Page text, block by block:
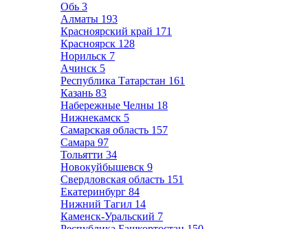
Обь 3
Алматы 193
Красноярский край 171
Красноярск 128
Норильск 7
Ачинск 5
Республика Татарстан 161
Казань 83
Набережные Челны 18
Нижнекамск 5
Самарская область 157
Самара 97
Тольятти 34
Новокуйбышевск 9
Свердловская область 151
Екатеринбург 84
Нижний Тагил 14
Каменск-Уральский 7